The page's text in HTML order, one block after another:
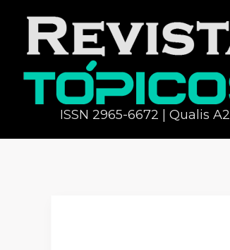
ISSN 2965-6672 | Qualis A2